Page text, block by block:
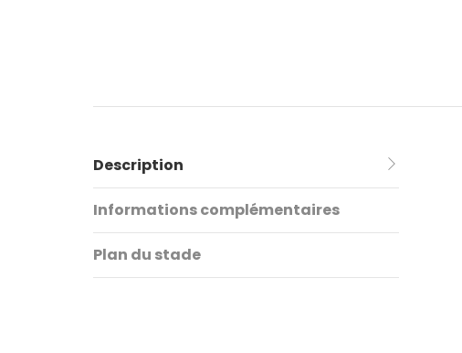
Description
Informations complémentaires
Plan du stade